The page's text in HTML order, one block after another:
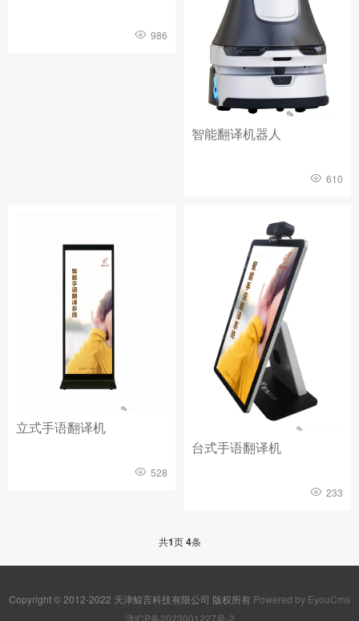
986
智能翻译机器人
610
立式手语翻译机
528
台式手语翻译机
233
共1页4条
Copyright © 2012-2022 天津鲸言科技有限公司 版权所有 Powered by EyouCms